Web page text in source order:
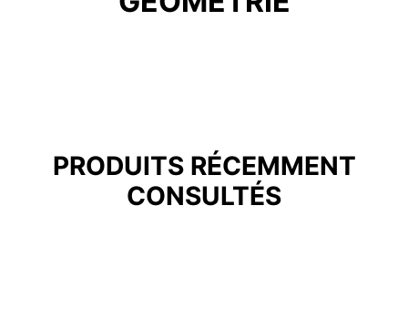
PRODUITS RÉCEMMENT
CONSULTÉS